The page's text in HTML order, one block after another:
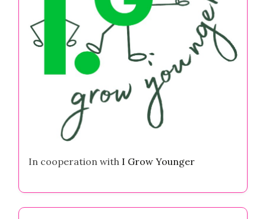
In cooperation with I Grow Younger